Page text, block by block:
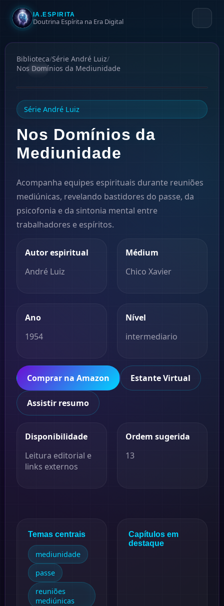
IA.ESPIRITA
Doutrina Espírita na Era Digital
Biblioteca/Série André Luiz/
Nos Domínios da Mediunidade
#8
Série André Luiz
Nos Domínios da
Mediunidade
Acompanha equipes espirituais durante reuniões
mediúnicas, revelando bastidores do passe, da
psicofonia e da sintonia mental entre
trabalhadores e espíritos.
Autor espiritual
André Luiz
Médium
Chico Xavier
Ano
1954
Nível
intermediario
Comprar na Amazon Estante Virtual
Assistir resumo
Disponibilidade
Leitura editorial e
links externos
Ordem sugerida
13
Temas centrais
mediunidade
passe
reuniões
mediúnicas
Capítulos em
destaque